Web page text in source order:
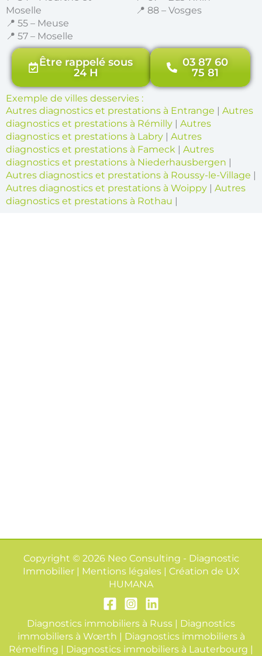
Moselle
📍 55 – Meuse
📍 57 – Moselle
📍 88 – Vosges
Être rappelé sous
24 H
03 87 60
75 81
Exemple de villes desservies :
Autres diagnostics et prestations à Entrange | Autres
diagnostics et prestations à Rémilly | Autres
diagnostics et prestations à Labry | Autres
diagnostics et prestations à Fameck | Autres
diagnostics et prestations à Niederhausbergen |
Autres diagnostics et prestations à Roussy-le-Village |
Autres diagnostics et prestations à Woippy | Autres
diagnostics et prestations à Rothau |
Copyright © 2026 Neo Consulting - Diagnostic
Immobilier | Mentions légales | Création de UX
HUMANA
Diagnostics immobiliers à Russ | Diagnostics
immobiliers à Wœrth | Diagnostics immobiliers à
Rémelfing | Diagnostics immobiliers à Lauterbourg |